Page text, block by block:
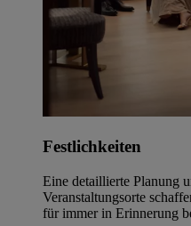
Festlichkeiten
Eine detaillierte Planung
Veranstaltungsorte
für immer in Erinnerung